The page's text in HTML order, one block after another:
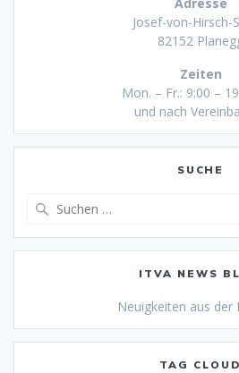
Josef-von-Hirsch-
82152
Zeiten
Mon. – Fr.: 9:00 –
und nach
SUCHE
ITVA NEWS
Neuigkeiten aus der
TAG CLOUD